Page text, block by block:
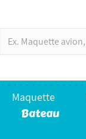
Maquette
Bateau